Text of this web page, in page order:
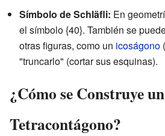
Símbolo de Schläfli: En
el símbolo {40}. También se
otras figuras, como un icoságono
"truncarlo" (cortar sus esquinas).
¿Cómo se Construye un
Tetracontágono?